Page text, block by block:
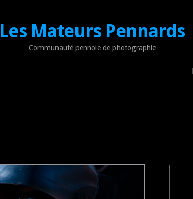
Les Mateurs Pennards
Communauté pennole de photographie